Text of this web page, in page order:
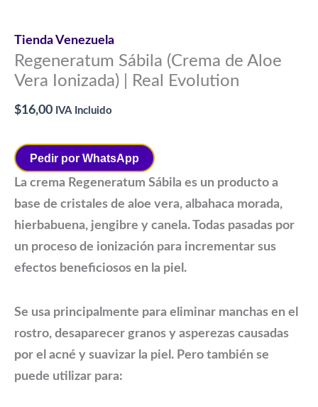
Tienda Venezuela
Regeneratum Sábila (Crema de Aloe
Vera Ionizada) | Real Evolution
$16,00 IVA Incluido
Pedir por WhatsApp
La crema Regeneratum Sábila es un producto a
base de cristales de aloe vera, albahaca morada,
hierbabuena, jengibre y canela. Todas pasadas por
un proceso de ionización para incrementar sus
efectos beneficiosos en la piel.
Se usa principalmente para eliminar manchas en el
rostro, desaparecer granos y asperezas causadas
por el acné y suavizar la piel. Pero también se
puede utilizar para: